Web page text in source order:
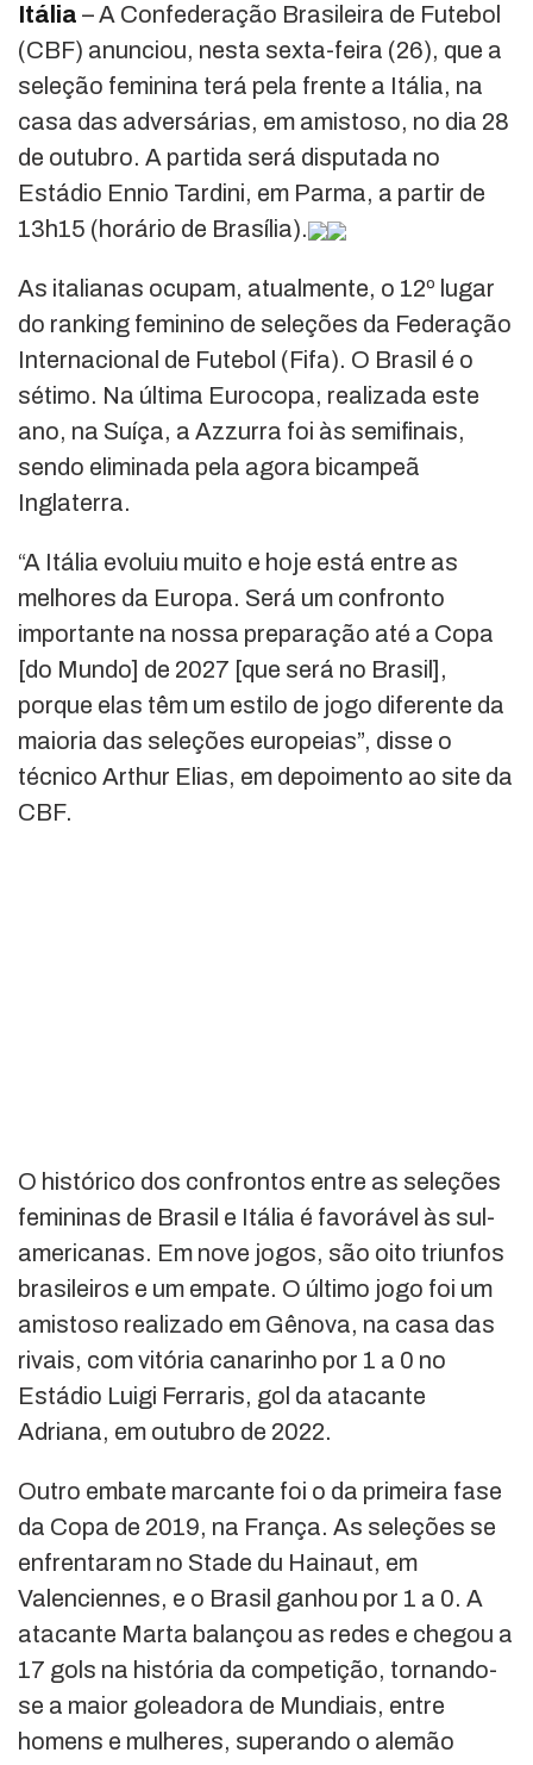
Itália – A Confederação Brasileira de Futebol
(CBF) anunciou, nesta sexta-feira (26), que a
seleção feminina terá pela frente a Itália, na
casa das adversárias, em amistoso, no dia 28
de outubro. A partida será disputada no
Estádio Ennio Tardini, em Parma, a partir de
13h15 (horário de Brasília).
As italianas ocupam, atualmente, o 12º lugar
do ranking feminino de seleções da Federação
Internacional de Futebol (Fifa). O Brasil é o
sétimo. Na última Eurocopa, realizada este
ano, na Suíça, a Azzurra foi às semifinais,
sendo eliminada pela agora bicampeã
Inglaterra.
“A Itália evoluiu muito e hoje está entre as
melhores da Europa. Será um confronto
importante na nossa preparação até a Copa
[do Mundo] de 2027 [que será no Brasil],
porque elas têm um estilo de jogo diferente da
maioria das seleções europeias”, disse o
técnico Arthur Elias, em depoimento ao site da
CBF.
O histórico dos confrontos entre as seleções
femininas de Brasil e Itália é favorável às sul-
americanas. Em nove jogos, são oito triunfos
brasileiros e um empate. O último jogo foi um
amistoso realizado em Gênova, na casa das
rivais, com vitória canarinho por 1 a 0 no
Estádio Luigi Ferraris, gol da atacante
Adriana, em outubro de 2022.
Outro embate marcante foi o da primeira fase
da Copa de 2019, na França. As seleções se
enfrentaram no Stade du Hainaut, em
Valenciennes, e o Brasil ganhou por 1 a 0. A
atacante Marta balançou as redes e chegou a
17 gols na história da competição, tornando-
se a maior goleadora de Mundiais, entre
homens e mulheres, superando o alemão